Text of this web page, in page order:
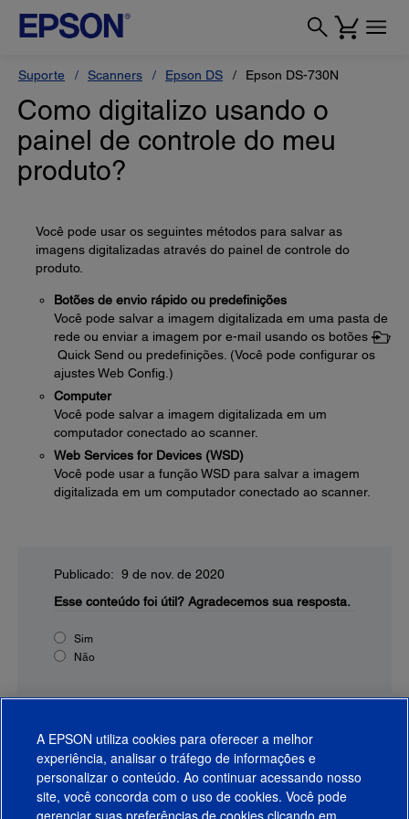
Suporte Scanners Epson DS Epson DS-730N
Como digitalizo usando o
painel de controle do meu
produto?
Você pode usar os seguintes métodos para salvar as
imagens digitalizadas através do painel de controle do
produto.
Botões de envio rápido ou predefinições
Você pode salvar a imagem digitalizada em uma pasta de
rede ou enviar a imagem por e-mail usando os botões
Quick Send ou predefinições. (Você pode configurar os
ajustes Web Config.)
Computer
Você pode salvar a imagem digitalizada em um
computador conectado ao scanner.
Web Services for Devices (WSD)
Você pode usar a função WSD para salvar a imagem
digitalizada em um computador conectado ao scanner.
Publicado: 9 de nov. de 2020
Esse conteúdo foi útil? Agradecemos sua resposta.
Sim
Não
A EPSON utiliza cookies para oferecer a melhor
experiência, analisar o tráfego de informações e
personalizar o conteúdo. Ao continuar acessando nosso
site, você concorda com o uso de cookies. Você pode
gerenciar suas preferências de cookies clicando em